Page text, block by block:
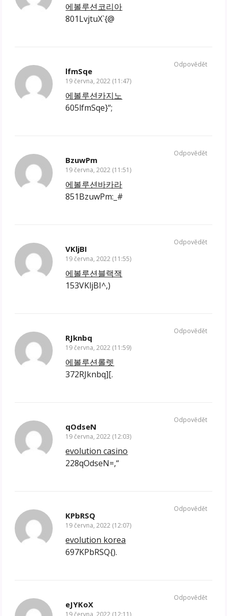
에볼루션코리아
801LvjtuX`{@
lfmSqe
19 června, 2022 (11:47)
에볼루션카지노
605lfmSqe}“;
Odpovědět
BzuwPm
19 června, 2022 (11:51)
에볼루션바카라
851BzuwPm:_#
Odpovědět
VKljBI
19 června, 2022 (11:55)
에볼루션블랙잭
153VKljBI^,)
Odpovědět
RJknbq
19 června, 2022 (11:59)
에볼루션롤렛
372RJknbq][.
Odpovědět
qOdseN
19 června, 2022 (12:03)
evolution casino
228qOdseN=,“
Odpovědět
KPbRSQ
19 června, 2022 (12:07)
evolution korea
697KPbRSQ{).
Odpovědět
eJYKoX
19 června, 2022 (12:11)
Odpovědět